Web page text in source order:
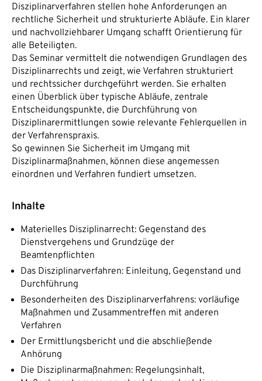
Disziplinarverfahren stellen hohe Anforderungen an
rechtliche Sicherheit und strukturierte Abläufe. Ein klarer
und nachvollziehbarer Umgang schafft Orientierung für
alle Beteiligten.
Das Seminar vermittelt die notwendigen Grundlagen des
Disziplinarrechts und zeigt, wie Verfahren strukturiert
und rechtssicher durchgeführt werden. Sie erhalten
einen Überblick über typische Abläufe, zentrale
Entscheidungspunkte, die Durchführung von
Disziplinarermittlungen sowie relevante Fehlerquellen in
der Verfahrenspraxis.
So gewinnen Sie Sicherheit im Umgang mit
Disziplinarmaßnahmen, können diese angemessen
einordnen und Verfahren fundiert umsetzen.
Inhalte
Materielles Disziplinarrecht: Gegenstand des
Dienstvergehens und Grundzüge der
Beamtenpflichten
Das Disziplinarverfahren: Einleitung, Gegenstand und
Durchführung
Besonderheiten des Disziplinarverfahrens: vorläufige
Maßnahmen und Zusammentreffen mit anderen
Verfahren
Der Ermittlungsbericht und die abschließende
Anhörung
Die Disziplinarmaßnahmen: Regelungsinhalt,